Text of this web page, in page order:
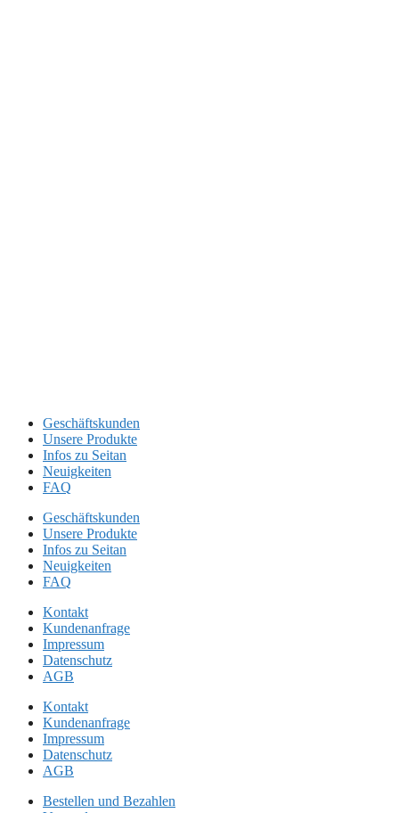
Geschäftskunden
Unsere Produkte
Infos zu Seitan
Neuigkeiten
FAQ
Geschäftskunden
Unsere Produkte
Infos zu Seitan
Neuigkeiten
FAQ
Kontakt
Kundenanfrage
Impressum
Datenschutz
AGB
Kontakt
Kundenanfrage
Impressum
Datenschutz
AGB
Bestellen und Bezahlen